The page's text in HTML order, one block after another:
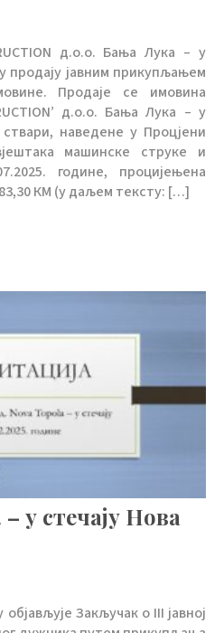
д.о.о. Бања Лука – у
продају јавним прикупљањем
Продаје се имовина
д.о.о. Бања Лука – у
наведене у Процјени
машинске струке и
године, процијењена
КМ (у даљем тексту: […]
у стечају Нова
објављује Закључак о III јавној